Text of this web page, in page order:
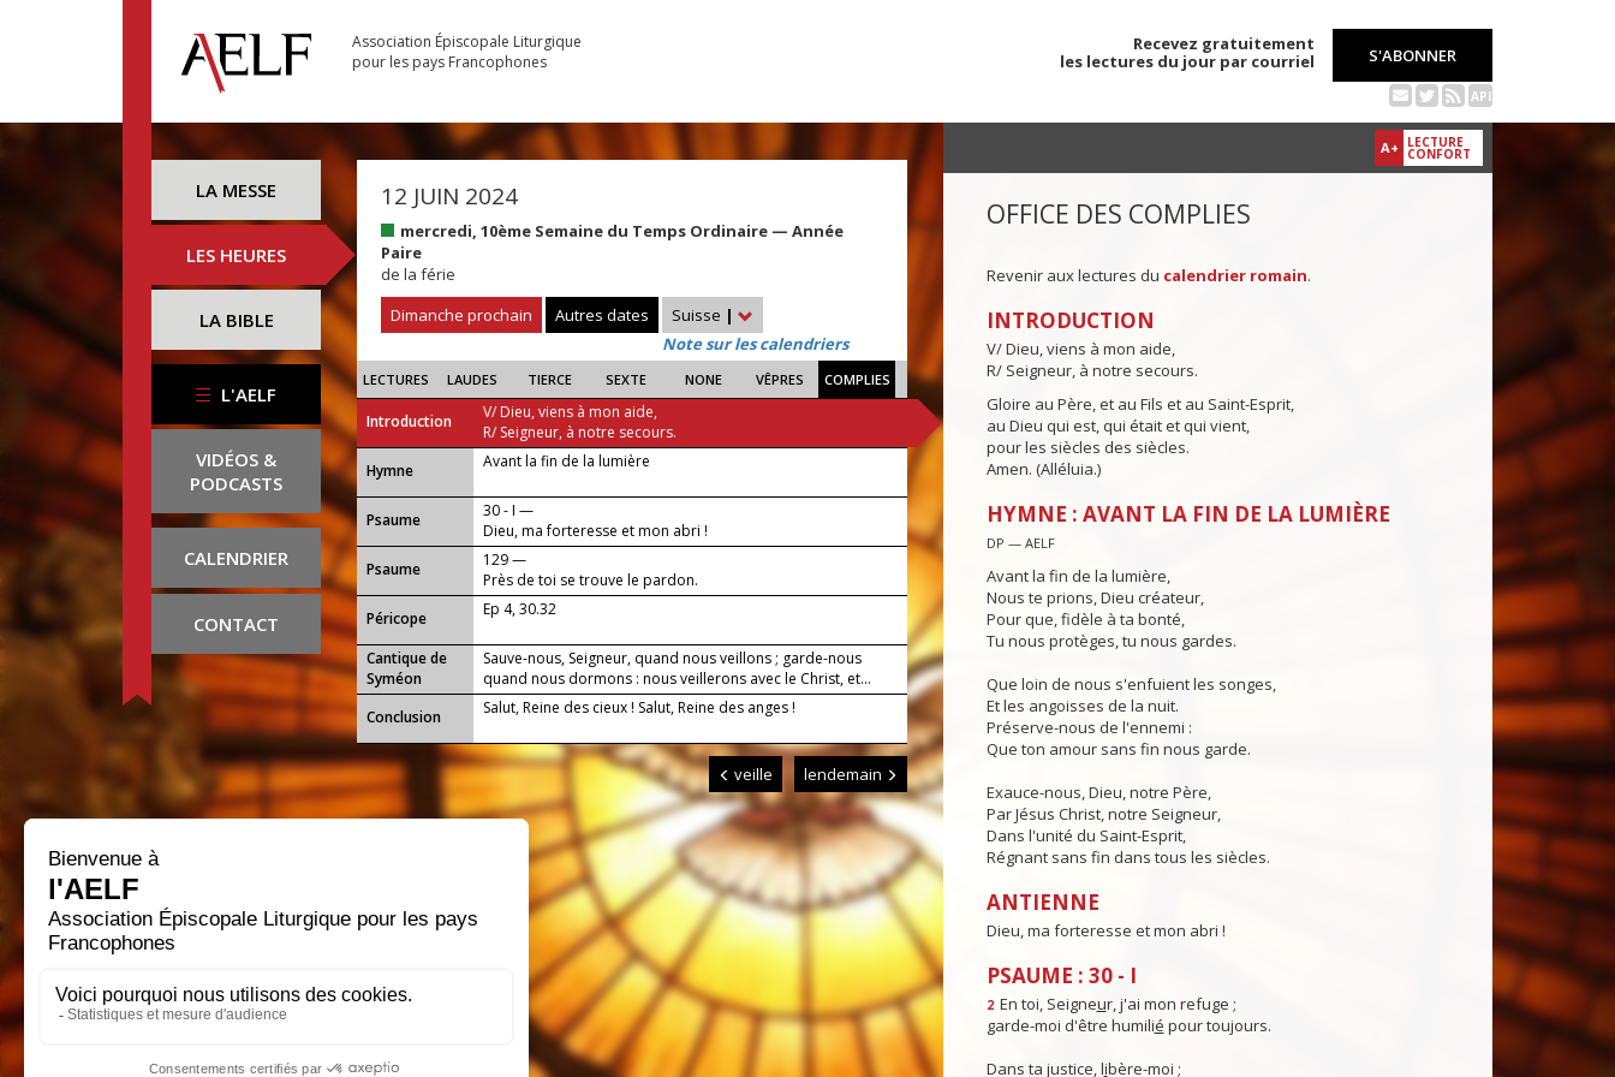
Association Épiscopale Liturgique
pour les pays Francophones
Recevez gratuitement
les lectures du jour par courriel
S'ABONNER
API
LA MESSE
LES HEURES
LA BIBLE
L'AELF
VIDÉOS &
PODCASTS
CALENDRIER
CONTACT
12 JUIN 2024
mercredi, 10ème Semaine du Temps Ordinaire — Année
Paire
de la férie
Dimanche prochain
Autres dates Suisse |
Note sur les calendriers
LECTURES LAUDES TIERCE SEXTE NONE VÊPRES COMPLIES
Introduction
V/ Dieu, viens à mon aide,
R/ Seigneur, à notre secours.
...
Hymne Avant la fin de la lumière
Psaume
30 - I —
Dieu, ma forteresse et mon abri !
Psaume
129 —
Près de toi se trouve le pardon.
Péricope
Ep 4, 30.32
Cantique de
Syméon
Sauve-nous, Seigneur, quand nous veillons ; garde-nous
quand nous dormons : nous veillerons avec le Christ, et...
Conclusion
Salut, Reine des cieux ! Salut, Reine des anges !
veille lendemain
A+ LECTURE
CONFORT
OFFICE DES COMPLIES
Revenir aux lectures du calendrier romain.
INTRODUCTION
V/ Dieu, viens à mon aide,
R/ Seigneur, à notre secours.
Gloire au Père, et au Fils et au Saint-Esprit,
au Dieu qui est, qui était et qui vient,
pour les siècles des siècles.
Amen. (Alléluia.)
HYMNE : AVANT LA FIN DE LA LUMIÈRE
DP — AELF
Avant la fin de la lumière,
Nous te prions, Dieu créateur,
Pour que, fidèle à ta bonté,
Tu nous protèges, tu nous gardes.
Que loin de nous s'enfuient les songes,
Et les angoisses de la nuit.
Préserve-nous de l'ennemi :
Que ton amour sans fin nous garde.
Exauce-nous, Dieu, notre Père,
Par Jésus Christ, notre Seigneur,
Dans l'unité du Saint-Esprit,
Régnant sans fin dans tous les siècles.
ANTIENNE
Dieu, ma forteresse et mon abri !
PSAUME : 30 - I
2 En toi, Seigneur, j'ai mon refuge ;
garde-moi d'être humilié pour toujours.
Dans ta justice, libère-moi ;